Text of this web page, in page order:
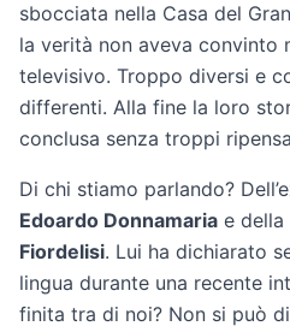
sbocciata nella Casa del
la verità non aveva convinto
televisivo. Troppo diversi e
differenti. Alla fine la loro
conclusa senza troppi
Di chi stiamo parlando?
Edoardo Donnamaria e della
Fiordelisi. Lui ha dichiarato
lingua durante una recente
finita tra di noi? Non si può